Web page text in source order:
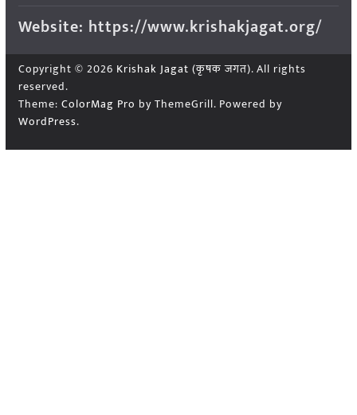
Website: https://www.krishakjagat.org/
Copyright © 2026 Krishak Jagat (कृषक जगत). All rights
reserved.
Theme: ColorMag Pro by ThemeGrill. Powered by
WordPress.